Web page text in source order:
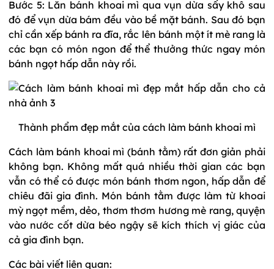
Bước 5: Lăn bánh khoai mì qua vụn dừa sấy khô sau
đó để vụn dừa bám đều vào bề mặt bánh. Sau đó bạn
chỉ cần xếp bánh ra đĩa, rắc lên bánh một ít mè rang là
các bạn có món ngon để thể thưởng thức ngay món
bánh ngọt hấp dẫn này rồi.
Thành phẩm đẹp mắt của cách làm bánh khoai mì
Cách làm bánh khoai mì (bánh tằm) rất đơn giản phải
không bạn. Không mất quá nhiều thời gian các bạn
vẫn có thể có được món bánh thơm ngon, hấp dẫn để
chiêu đãi gia đình. Món bánh tằm được làm từ khoai
mỳ ngọt mềm, dẻo, thơm thơm hương mè rang, quyện
vào nước cốt dừa béo ngậy sẽ kích thích vị giác của
cả gia đình bạn.
Các bài viết liên quan: